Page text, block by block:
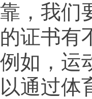
靠，我们
的证书有
例如，运
以通过体